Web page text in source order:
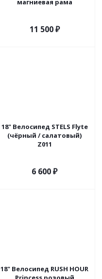
магниевая рама
11 500₽
18" Велосипед STELS Flyte
(чёрный / салатовый)
Z011
6 600₽
18" Велосипед RUSH HOUR